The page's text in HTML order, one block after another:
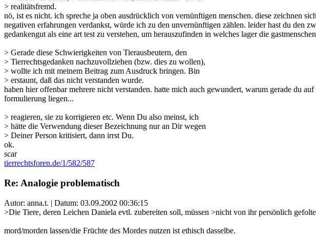
> realitätsfremd.
nö, ist es nicht. ich spreche ja oben ausdrücklich von vernünftigen menschen. diese zeichnen
negativen erfahrungen verdankst, würde ich zu den unvernünftigen zählen. leider hast du den
gedankengut als eine art test zu verstehen, um herauszufinden in welches lager die
> Gerade diese Schwierigkeiten von Tierausbeutern, den
> Tierrechtsgedanken nachzuvollziehen (bzw. dies zu wollen),
> wollte ich mit meinem Beitrag zum Ausdruck bringen. Bin
> erstaunt, daß das nicht verstanden wurde.
haben hier offenbar mehrere nicht verstanden. hatte mich auch gewundert, warum gerade du
formulierung liegen...
> reagieren, sie zu korrigieren etc. Wenn Du also meinst, ich
> hätte die Verwendung dieser Bezeichnung nur an Dir wegen
> Deiner Person kritisiert, dann irrst Du.
ok.
scar
tierrechtsforen.de/1/582/587
Re: Analogie problematisch
Autor: anna.t. | Datum: 03.09.2002 00:36:15
>Die Tiere, deren Leichen Daniela evtl. zubereiten soll, müssen >nicht von ihr persönlich
mord/morden lassen/die Früchte des Mordes nutzen ist ethisch dasselbe.